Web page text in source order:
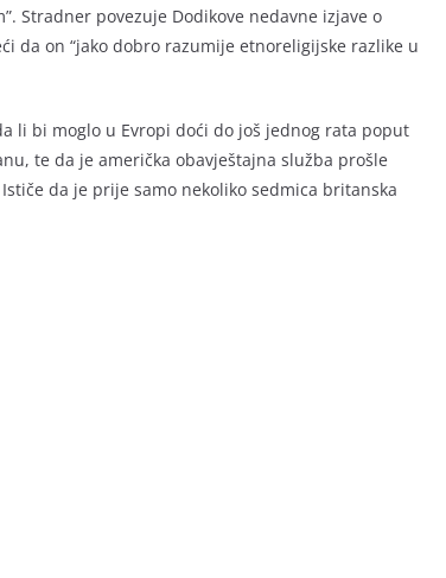
Stradner povezuje Dodikove nedavne izjave o
da on “jako dobro razumije etnoreligijske razlike u
li bi moglo u Evropi doći do još jednog rata poput
te da je američka obavještajna služba prošle
da je prije samo nekoliko sedmica britanska